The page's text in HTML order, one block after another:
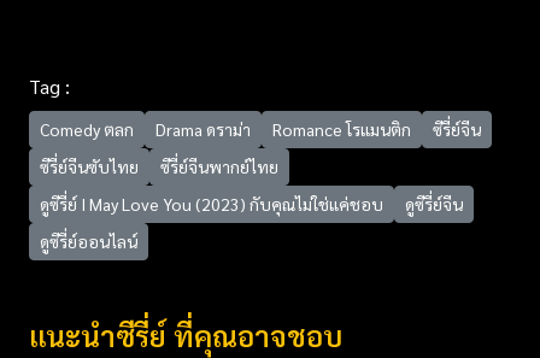
Tag :
Comedy ตลก Drama ดราม่า Romance โรแมนติก
ซีรี่ย์จีน
ซีรี่ย์จีนซับไทย
ซีรี่ย์จีนพากย์ไทย
ดูซีรี่ย์ I May Love You (2023) กับคุณไม่ใช่แค่ชอบ
ดูซีรี่ย์จีน
ดูซีรี่ย์ออนไลน์
แนะนำซีรี่ย์ ที่คุณอาจชอบ